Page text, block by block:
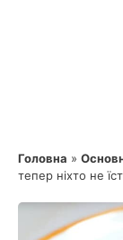
Головна »
тепер ніхто не